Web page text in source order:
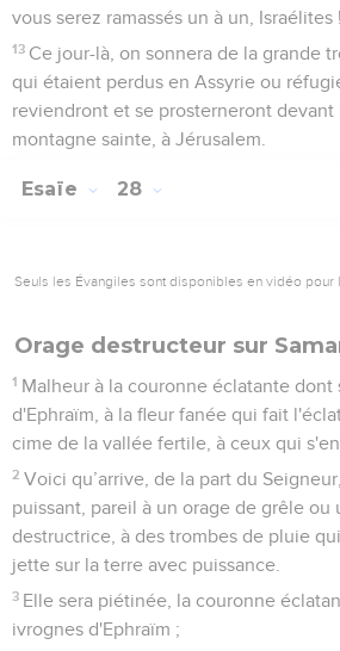
vous serez ramassés un à un, Israélites !
13 Ce jour-là, on sonnera de la grande
qui étaient perdus en Assyrie ou
reviendront et se prosterneront devant
montagne sainte, à Jérusalem.
Esaïe 28
Seuls les Évangiles sont disponibles en vidéo pour
Orage destructeur sur
1 Malheur à la couronne éclatante dont
d'Ephraïm, à la fleur fanée qui fait
cime de la vallée fertile, à ceux qui
2 Voici qu’arrive, de la part du
puissant, pareil à un orage de grêle ou
destructrice, à des trombes de pluie
jette sur la terre avec puissance.
3 Elle sera piétinée, la couronne
ivrognes d'Ephraïm ;